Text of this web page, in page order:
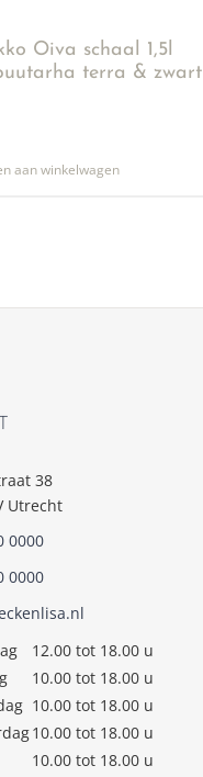
Oiva schaal 1,5l
terra & zwart
aan winkelwagen
38
Utrecht
0000
0000
12.00 tot 18.00 u
10.00 tot 18.00 u
10.00 tot 18.00 u
10.00 tot 18.00 u
10.00 tot 18.00 u